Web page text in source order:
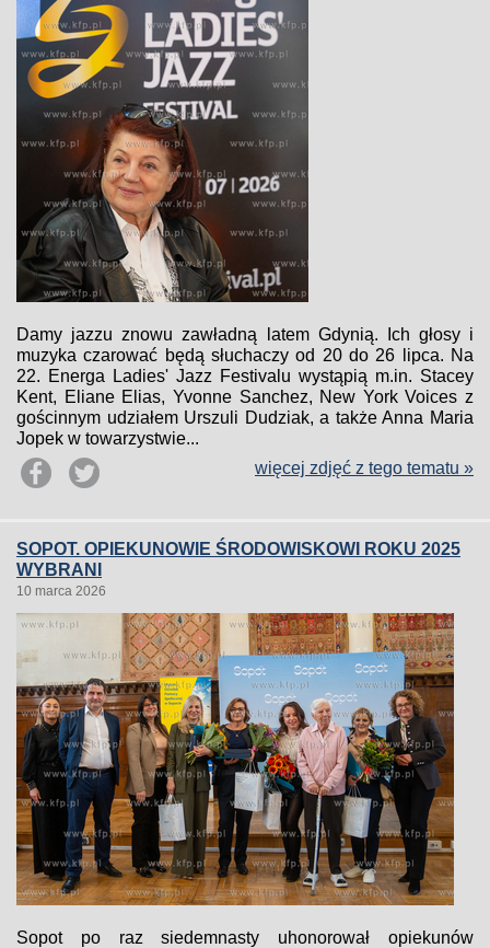
Damy jazzu znowu zawładną latem Gdynią. Ich głosy i
muzyka czarować będą słuchaczy od 20 do 26 lipca. Na
22. Energa Ladies' Jazz Festivalu wystąpią m.in. Stacey
Kent, Eliane Elias, Yvonne Sanchez, New York Voices z
gościnnym udziałem Urszuli Dudziak, a także Anna Maria
Jopek w towarzystwie...
więcej zdjęć z tego tematu »
SOPOT. OPIEKUNOWIE ŚRODOWISKOWI ROKU 2025
WYBRANI
10 marca 2026
Sopot po raz siedemnasty uhonorował opiekunów